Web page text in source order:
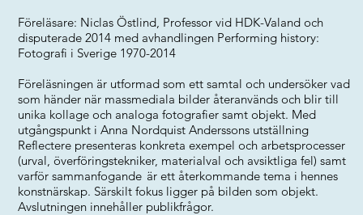
Föreläsare: Niclas Östlind, Professor vid HDK-Valand och
disputerade 2014 med avhandlingen Performing history:
Fotografi i Sverige 1970-2014
Föreläsningen är utformad som ett samtal och undersöker vad
som händer när massmediala bilder återanvänds och blir till
unika kollage och analoga fotografier samt objekt. Med
utgångspunkt i Anna Nordquist Anderssons utställning
Reflectere presenteras konkreta exempel och arbetsprocesser
(urval, överföringstekniker, materialval och avsiktliga fel) samt
varför sammanfogande är ett återkommande tema i hennes
konstnärskap. Särskilt fokus ligger på bilden som objekt.
Avslutningen innehåller publikfrågor.